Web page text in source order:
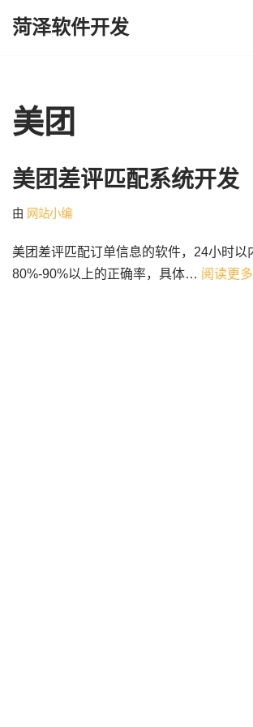
文
菏泽软件开发
美团
美团差评匹配系统开发
由 网站小编
美团差评匹配订单信息的软件，24小时以
80%-90%以上的正确率，具体… 阅读更